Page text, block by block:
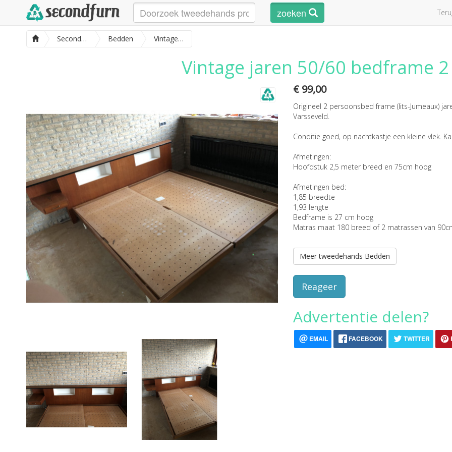
zoeken
SecondFurn Bedden Vintage jaren 50/60 bedframe 2 pers.
Vintage jaren 50/60 bedframe
€ 99,00
Origineel 2 persoonsbed frame (lits-Jumeaux)
Varsseveld.
Conditie goed, op nachtkastje een kleine vlek.
Afmetingen:
Hoofdstuk 2,5 meter breed en 75cm hoog
Afmetingen bed:
1,85 breedte
1,93 lengte
Bedframe is 27 cm hoog
Matras maat 180 breed of 2 matrassen van
Meer tweedehands Bedden
Reageer
Advertentie delen?
EMAIL FACEBOOK TWITTER